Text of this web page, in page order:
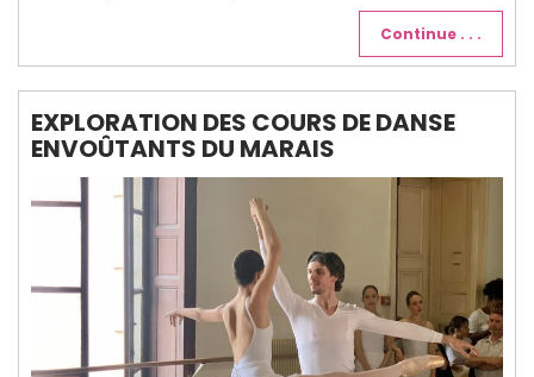
Continue . . .
EXPLORATION DES COURS DE DANSE
ENVOÛTANTS DU MARAIS